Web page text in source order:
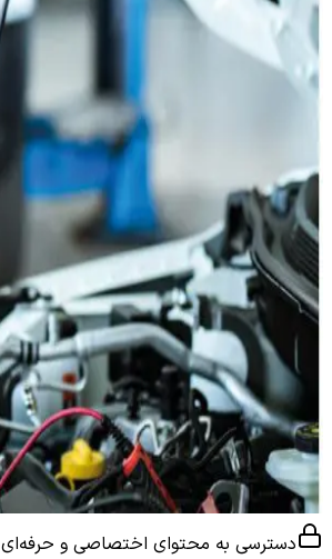
دسترسی به محتوای اختصاصی و حرفه‌ای